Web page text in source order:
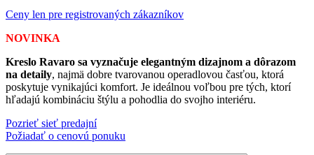
Ceny len pre registrovaných zákazníkov
NOVINKA
Kreslo Ravaro sa vyznačuje elegantným dizajnom a dôrazom
na detaily, najmä dobre tvarovanou operadlovou časťou, ktorá
poskytuje vynikajúci komfort. Je ideálnou voľbou pre tých, ktorí
hľadajú kombináciu štýlu a pohodlia do svojho interiéru.
Pozrieť sieť predajní
Požiadať o cenovú ponuku